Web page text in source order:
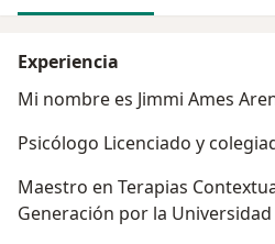
Experiencia
Mi nombre es Jimmi Ames
Psicólogo Licenciado y
Maestro en Terapias
Generación por la